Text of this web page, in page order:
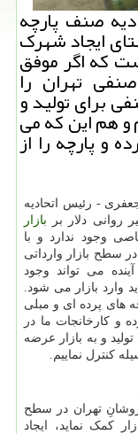
صنف پارچه
ایجاد شهرک
که اگر موفق
تهران را
برای تولید و
و هم این که می
و پارچه را از
- رئیس اتحادیه
روانی دلار بر بازار
وجود ندارد و با
سطح بازار وارداتی
می تواند وجود
وارد بازار می شود.
های پرده ای و مبلی
و کارخانجات ما در
تولید و به بازار عرضه
کنترل نماییم.
تهران در سطح
کمک نماید، ایجاد